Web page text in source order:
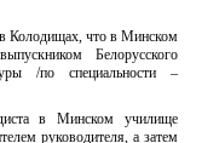
Колодищах, что в Минском
Белорусского
/по специальности –
в Минском училище
руководителя, а затем